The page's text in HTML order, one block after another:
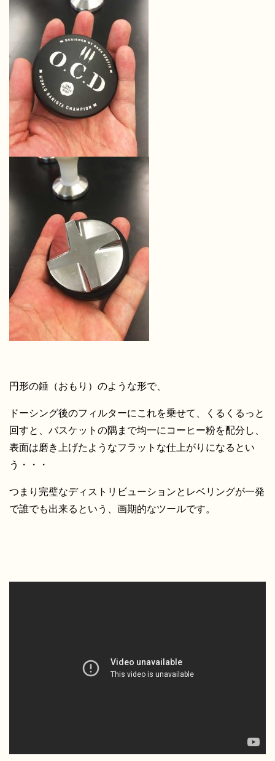
円形の錘（おもり）のような形で、
ドーシング後のフィルターにこれを乗せて、くるくるっと
回すと、バスケットの隅まで均一にコーヒー粉を配分し、
表面は磨き上げたようなフラットな仕上がりになるとい
う・・・
つまり完璧なディストリビューションとレベリングが一発
で誰でも出来るという、画期的なツールです。